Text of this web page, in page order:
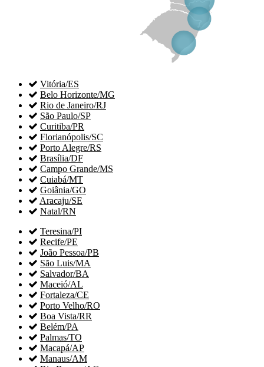
 Vitória/ES
 Belo Horizonte/MG
 Rio de Janeiro/RJ
 São Paulo/SP
 Curitiba/PR
 Florianópolis/SC
 Porto Alegre/RS
 Brasília/DF
 Campo Grande/MS
 Cuiabá/MT
 Goiânia/GO
 Aracaju/SE
 Natal/RN
 Teresina/PI
 Recife/PE
 João Pessoa/PB
 São Luis/MA
 Salvador/BA
 Maceió/AL
 Fortaleza/CE
 Porto Velho/RO
 Boa Vista/RR
 Belém/PA
 Palmas/TO
 Macapá/AP
 Manaus/AM